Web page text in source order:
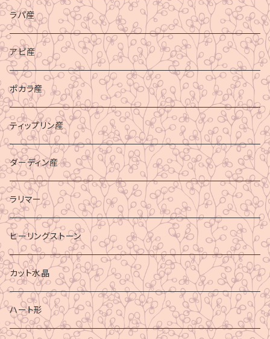
ラパ産
アピ産
ポカラ産
ティップリン産
ダーディン産
ラリマー
ヒーリングストーン
カット水晶
ハート形